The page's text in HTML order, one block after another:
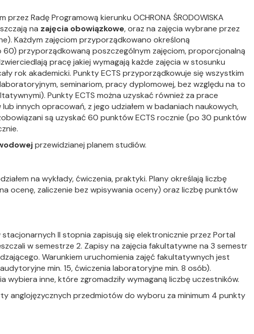
przez Radę Programową kierunku OCHRONA ŚRODOWISKA
na zajęcia obowiązkowe, oraz na zajęcia wybrane przez
Każdym zajęciom przyporządkowano określoną
60) przyporządkowaną poszczególnym zajęciom, proporcjonalną
pracę jakiej wymagają każde zajęcia w stosunku
rok akademicki. Punkty ECTS przyporządkowuje się wszystkim
seminariom, pracy dyplomowej, bez względu na to
Punkty ECTS można uzyskać również za prace
innych opracowań, z jego udziałem w badaniach naukowych,
są uzyskać 60 punktów ECTS rocznie (po 30 punktów
przewidzianej planem studiów.
na wykłady, ćwiczenia, praktyki. Plany określają liczbę
ocenę, zaliczenie bez wpisywania oceny) oraz liczbę punktów
II stopnia zapisują się elektronicznie przez Portal
w semestrze 2. Zapisy na zajęcia fakultatywne na 3 semestr
Warunkiem uruchomienia zajęć fakultatywnych jest
min. 15, ćwiczenia laboratoryjne min. 8 osób).
inne, które zgromadziły wymaganą liczbę uczestników.
anglojęzycznych przedmiotów do wyboru za minimum 4 punkty